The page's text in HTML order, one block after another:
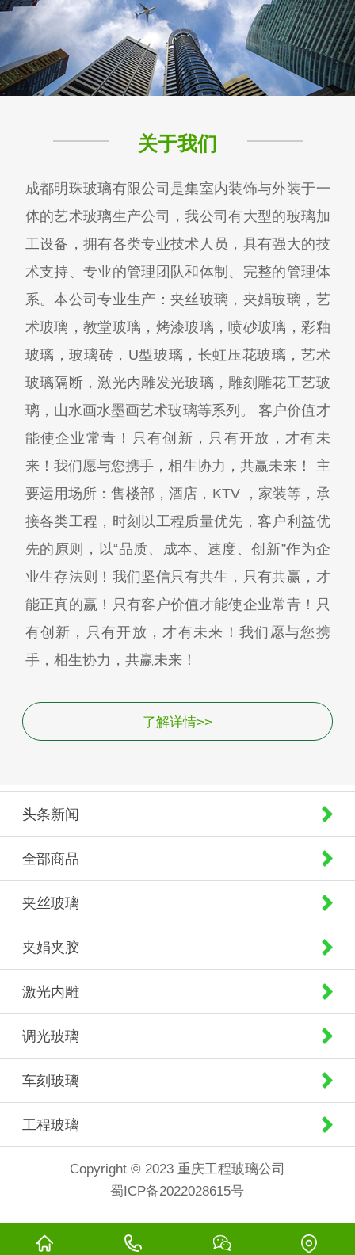
关于我们
成都明珠玻璃有限公司是集室内装饰与外装于一
体的艺术玻璃生产公司，我公司有大型的玻璃加
工设备，拥有各类专业技术人员，具有强大的技
术支持、专业的管理团队和体制、完整的管理体
系。本公司专业生产：夹丝玻璃，夹娟玻璃，艺
术玻璃，教堂玻璃，烤漆玻璃，喷砂玻璃，彩釉
玻璃，玻璃砖，U型玻璃，长虹压花玻璃，艺术
玻璃隔断，激光内雕发光玻璃，雕刻雕花工艺玻
璃，山水画水墨画艺术玻璃等系列。 客户价值才
能使企业常青！只有创新，只有开放，才有未
来！我们愿与您携手，相生协力，共赢未来！ 主
要运用场所：售楼部，酒店，KTV ，家装等，承
接各类工程，时刻以工程质量优先，客户利益优
先的原则，以“品质、成本、速度、创新”作为企
业生存法则！我们坚信只有共生，只有共赢，才
能正真的赢！只有客户价值才能使企业常青！只
有创新，只有开放，才有未来！我们愿与您携
手，相生协力，共赢未来！
了解详情>>
头条新闻
全部商品
夹丝玻璃
夹娟夹胶
激光内雕
调光玻璃
车刻玻璃
工程玻璃
Copyright © 2023 重庆工程玻璃公司
蜀ICP备2022028615号